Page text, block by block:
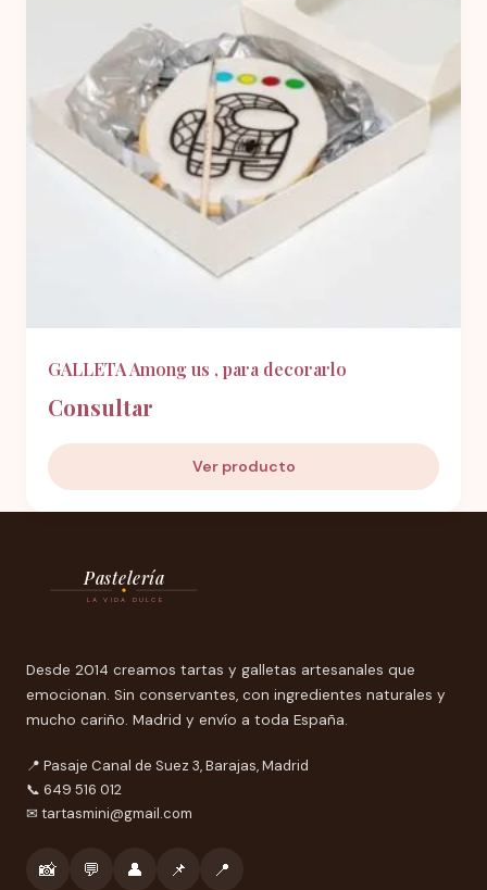
GALLETA Among us , para decorarlo
Consultar
Ver producto
Pastelería
LA VIDA DULCE
Desde 2014 creamos tartas y galletas artesanales que
emocionan. Sin conservantes, con ingredientes naturales y
mucho cariño. Madrid y envío a toda España.
📍 Pasaje Canal de Suez 3, Barajas, Madrid
📞 649 516 012
✉ tartasmini@gmail.com
📸 💬 👤 📌 📍